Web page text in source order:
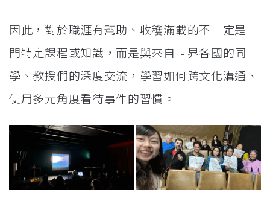
因此，對於職涯有幫助、收穫滿載的不一定是一
門特定課程或知識，而是與來自世界各國的同
學、教授們的深度交流，學習如何跨文化溝通、
使用多元角度看待事件的習慣。